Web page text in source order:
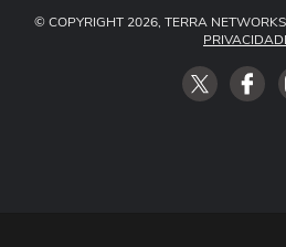
© COPYRIGHT 2026, TERRA